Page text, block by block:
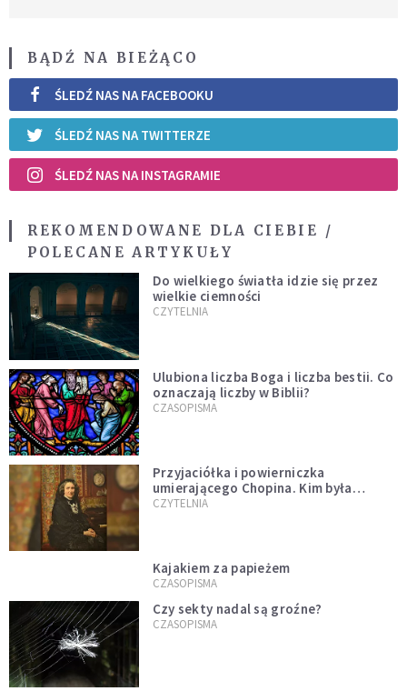
BĄDŹ NA BIEŻĄCO
ŚLEDŹ NAS NA FACEBOOKU
ŚLEDŹ NAS NA TWITTERZE
ŚLEDŹ NAS NA INSTAGRAMIE
REKOMENDOWANE DLA CIEBIE /
POLECANE ARTYKUŁY
Do wielkiego światła idzie się przez
wielkie ciemności
CZYTELNIA
Ulubiona liczba Boga i liczba bestii. Co
oznaczają liczby w Biblii?
CZASOPISMA
Przyjaciółka i powierniczka
umierającego Chopina. Kim była
Marcelina Czartoryska?
CZYTELNIA
Kajakiem za papieżem
CZASOPISMA
Czy sekty nadal są groźne?
CZASOPISMA